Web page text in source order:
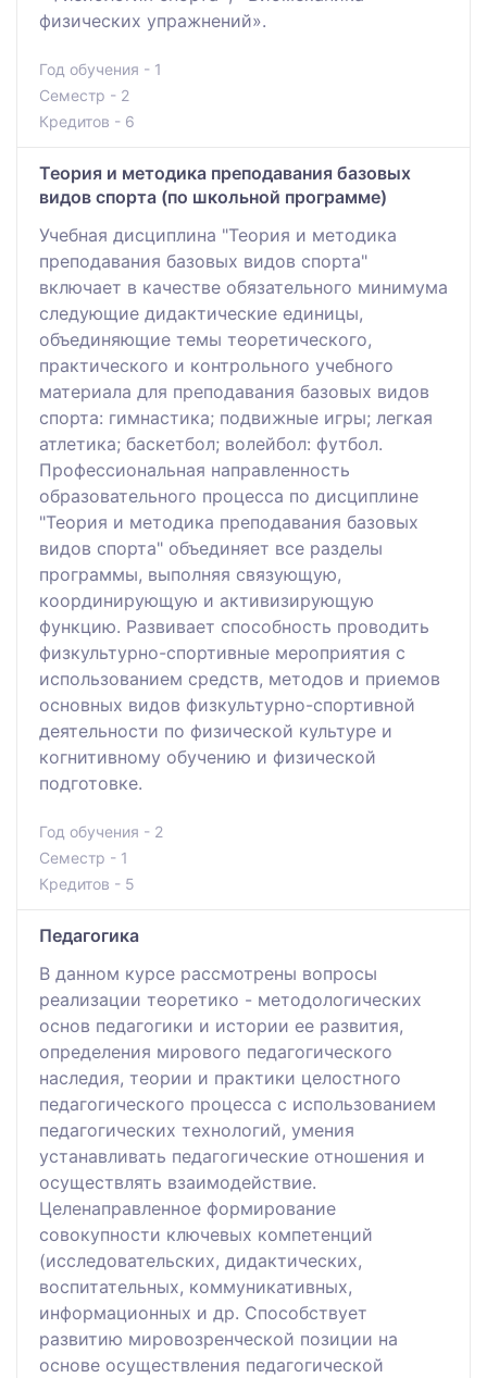
физических упражнений».
Год обучения - 1
Семестр - 2
Кредитов - 6
Теория и методика преподавания базовых
видов спорта (по школьной программе)
Учебная дисциплина "Теория и методика
преподавания базовых видов спорта"
включает в качестве обязательного минимума
следующие дидактические единицы,
объединяющие темы теоретического,
практического и контрольного учебного
материала для преподавания базовых видов
спорта: гимнастика; подвижные игры; легкая
атлетика; баскетбол; волейбол: футбол.
Профессиональная направленность
образовательного процесса по дисциплине
"Теория и методика преподавания базовых
видов спорта" объединяет все разделы
программы, выполняя связующую,
координирующую и активизирующую
функцию. Развивает способность проводить
физкультурно-спортивные мероприятия с
использованием средств, методов и приемов
основных видов физкультурно-спортивной
деятельности по физической культуре и
когнитивному обучению и физической
подготовке.
Год обучения - 2
Семестр - 1
Кредитов - 5
Педагогика
В данном курсе рассмотрены вопросы
реализации теоретико - методологических
основ педагогики и истории ее развития,
определения мирового педагогического
наследия, теории и практики целостного
педагогического процесса с использованием
педагогических технологий, умения
устанавливать педагогические отношения и
осуществлять взаимодействие.
Целенаправленное формирование
совокупности ключевых компетенций
(исследовательских, дидактических,
воспитательных, коммуникативных,
информационных и др. Способствует
развитию мировозренческой позиции на
основе осуществления педагогической